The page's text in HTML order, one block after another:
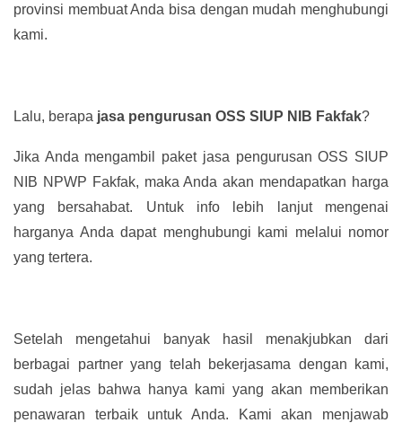
provinsi membuat Anda bisa dengan mudah menghubungi
kami.
Lalu, berapa jasa pengurusan OSS SIUP NIB Fakfak?
Jika Anda mengambil paket jasa pengurusan OSS SIUP
NIB NPWP Fakfak, maka Anda akan mendapatkan harga
yang bersahabat. Untuk info lebih lanjut mengenai
harganya Anda dapat menghubungi kami melalui nomor
yang tertera.
Setelah mengetahui banyak hasil menakjubkan dari
berbagai partner yang telah bekerjasama dengan kami,
sudah jelas bahwa hanya kami yang akan memberikan
penawaran terbaik untuk Anda. Kami akan menjawab